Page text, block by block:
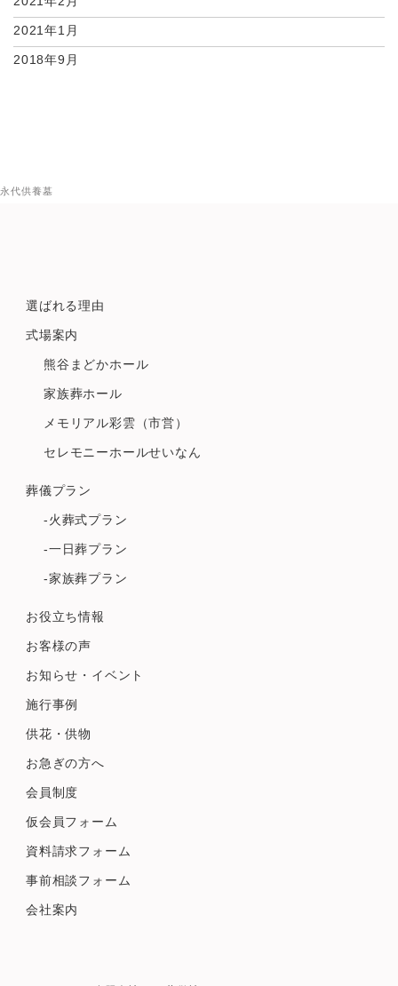
永代供養墓
2021年1月
2018年9月
選ばれる理由
式場案内
熊谷まどかホール
家族葬ホール
メモリアル彩雲（市営）
セレモニーホールせいなん
葬儀プラン
-火葬式プラン
-一日葬プラン
-家族葬プラン
お役立ち情報
お客様の声
お知らせ・イベント
施行事例
供花・供物
お急ぎの方へ
会員制度
仮会員フォーム
資料請求フォーム
事前相談フォーム
会社案内